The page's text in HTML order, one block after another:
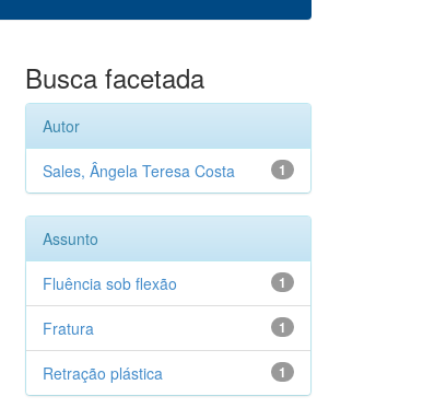
Busca facetada
Autor
1
Sales, Ângela Teresa Costa
Assunto
1
Fluência sob flexão
1
Fratura
1
Retração plástica